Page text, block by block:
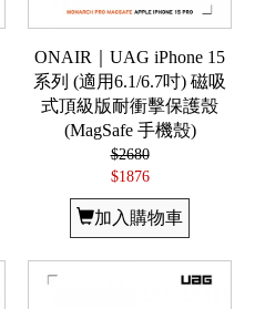
ONAIR｜UAG iPhone 15
系列 (適用6.1/6.7吋) 磁吸
式頂級版耐衝擊保護殼
(MagSafe 手機殼)
$2680
$1876
加入購物車